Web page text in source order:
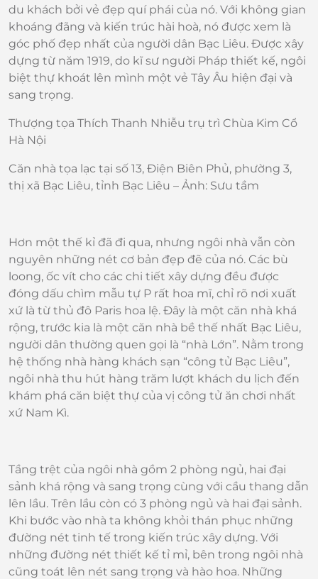
du khách bởi vẻ đẹp quí phái của nó. Với không gian
khoáng đãng và kiến trúc hài hoà, nó được xem là
góc phố đẹp nhất của người dân Bạc Liêu. Được xây
dựng từ năm 1919, do kĩ sư người Pháp thiết kế, ngôi
biệt thự khoát lên mình một vẻ Tây Âu hiện đại và
sang trọng.
Thượng tọa Thích Thanh Nhiễu trụ trì Chùa Kim Cổ
Hà Nội
Căn nhà tọa lạc tại số 13, Điện Biên Phủ, phường 3,
thị xã Bạc Liêu, tỉnh Bạc Liêu – Ảnh: Sưu tầm
Hơn một thế kỉ đã đi qua, nhưng ngôi nhà vẫn còn
nguyên những nét cơ bản đẹp đẽ của nó. Các bù
loong, ốc vít cho các chi tiết xây dựng đều được
đóng dấu chìm mẫu tự P rất hoa mĩ, chỉ rõ nơi xuất
xứ là từ thủ đô Paris hoa lệ. Đây là một căn nhà khá
rộng, trước kia là một căn nhà bề thế nhất Bạc Liêu,
người dân thường quen gọi là “nhà Lớn”. Nằm trong
hệ thống nhà hàng khách sạn “công tử Bạc Liêu”,
ngôi nhà thu hút hàng trăm lượt khách du lịch đến
khám phá căn biệt thự của vị công tử ăn chơi nhất
xứ Nam Kì.
Tầng trệt của ngôi nhà gồm 2 phòng ngủ, hai đại
sảnh khá rộng và sang trọng cùng với cầu thang dẫn
lên lầu. Trên lầu còn có 3 phòng ngủ và hai đại sảnh.
Khi bước vào nhà ta không khỏi thán phục những
đường nét tinh tế trong kiến trúc xây dựng. Với
những đường nét thiết kế tỉ mỉ, bên trong ngôi nhà
cũng toát lên nét sang trọng và hào hoa. Những